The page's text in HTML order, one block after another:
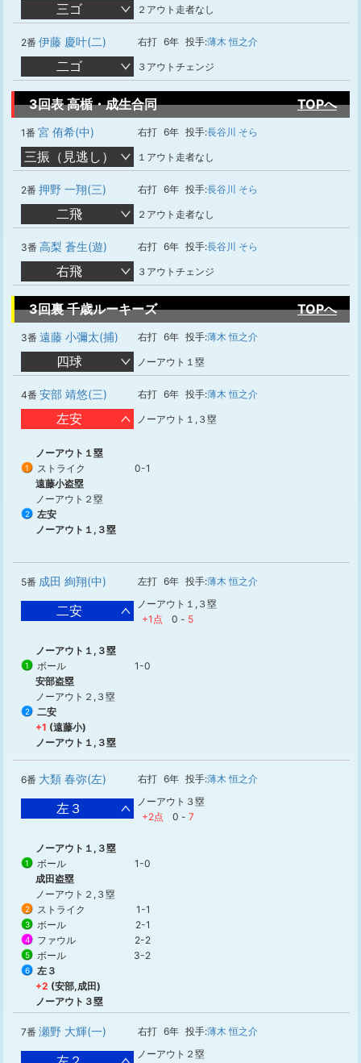
三ゴ ２アウト走者なし
2番 伊藤 慶叶(二) 右打 6年 投手:薄木 恒之介
二ゴ ３アウトチェンジ
3回表 高楯・成生合同 TOPへ
1番 宮 侑希(中) 右打 6年 投手:長谷川 そら
三振（見逃し） １アウト走者なし
2番 押野 一翔(三) 右打 6年 投手:長谷川 そら
二飛 ２アウト走者なし
3番 高梨 蒼生(遊) 右打 6年 投手:長谷川 そら
右飛 ３アウトチェンジ
3回裏 千歳ルーキーズ TOPへ
3番 遠藤 小彌太(捕) 右打 6年 投手:薄木 恒之介
四球 ノーアウト１塁
4番 安部 靖悠(三) 右打 6年 投手:薄木 恒之介
左安 ノーアウト１,３塁
ノーアウト１塁
1 ストライク
0-1
遠藤小盗塁
ノーアウト２塁
2
左安
ノーアウト１,３塁
5番 成田 絢翔(中) 左打 6年 投手:薄木 恒之介
二安
ノーアウト１,３塁
+1点
0 - 5
ノーアウト１,３塁
1 ボール
1-0
安部盗塁
ノーアウト２,３塁
2
二安
+1 (遠藤小)
ノーアウト１,３塁
6番 大類 春弥(左) 右打 6年 投手:薄木 恒之介
左３
ノーアウト３塁
+2点
0 - 7
ノーアウト１,３塁
1 ボール
1-0
成田盗塁
ノーアウト２,３塁
2 ストライク 1-1
3 ボール 2-1
4 ファウル 2-2
5 ボール 3-2
6
左３
+2 (安部,成田)
ノーアウト３塁
7番 瀬野 大輝(一) 右打 6年 投手:薄木 恒之介
ノーアウト２塁